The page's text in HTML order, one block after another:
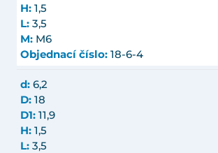
H: 1,5
L: 3,5
M: M6
Objednací číslo: 18-6-4
d: 6,2
D: 18
D1: 11,9
H: 1,5
L: 3,5